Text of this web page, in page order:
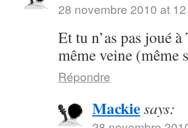
28 novembre 2010 at
Et tu n’as pas joué
même veine (même
Répondre
Mackiesays: